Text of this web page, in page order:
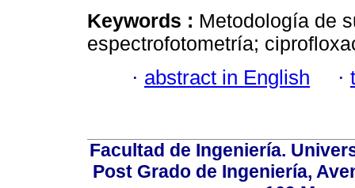
Keywords : Metodología de
espectrofotometría;
· abstract in English ·
Facultad de Ingeniería.
Post Grado de Ingeniería,